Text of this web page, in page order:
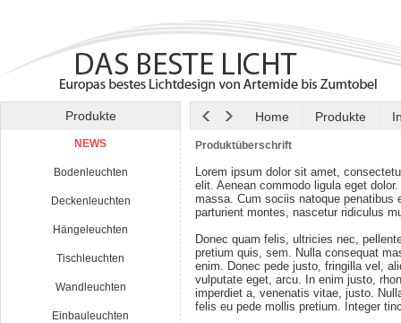
Produkte Home Produkte
NEWS
Bodenleuchten
Deckenleuchten
Hängeleuchten
Tischleuchten
Wandleuchten
Einbauleuchten
Produktüberschrift
Lorem ipsum dolor sit amet,
elit. Aenean commodo ligula eget dolor.
massa. Cum sociis natoque penatibus
parturient montes, nascetur ridiculus
Donec quam felis, ultricies nec,
pretium quis, sem. Nulla consequat
enim. Donec pede justo, fringilla vel,
vulputate eget, arcu. In enim justo,
imperdiet a, venenatis vitae, justo.
felis eu pede mollis pretium. Integer